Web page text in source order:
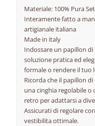
Materiale: 100% Pura
Interamente fatto a
artigianale italiana
Made in italy
Indossare un papillon
soluzione pratica ed
formale o rendere il tuo
Ricorda che il papillon
una cinghia regolabile o
retro per adattarsi a
Assicurati di regolare
vestibilita ottimale.